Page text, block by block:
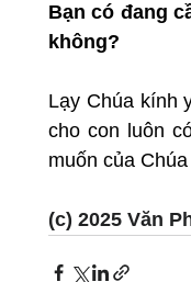
Bạn có đang
không?
Lạy Chúa kính
cho con luôn
muốn của
(c) 2025 Văn